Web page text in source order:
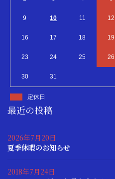
9 10 11 12
16 17 18 19
23 24 25 26
30 31
定休日
最近の投稿
2026年7月20日
夏季休暇のお知らせ
2018年7月24日